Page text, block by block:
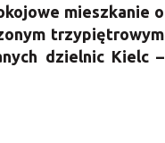
mieszkanie o
trzypiętrowym
dzielnic Kielc –